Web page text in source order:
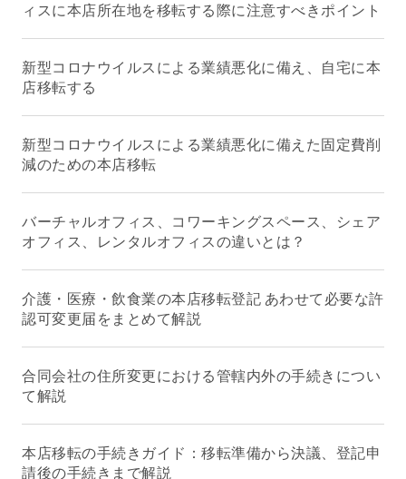
ィスに本店所在地を移転する際に注意すべきポイント
新型コロナウイルスによる業績悪化に備え、自宅に本
店移転する
新型コロナウイルスによる業績悪化に備えた固定費削
減のための本店移転
バーチャルオフィス、コワーキングスペース、シェア
オフィス、レンタルオフィスの違いとは？
介護・医療・飲食業の本店移転登記 あわせて必要な許
認可変更届をまとめて解説
合同会社の住所変更における管轄内外の手続きについ
て解説
本店移転の手続きガイド：移転準備から決議、登記申
請後の手続きまで解説